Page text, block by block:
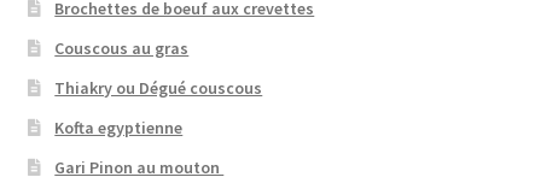
Brochettes de boeuf aux crevettes
Couscous au gras
Thiakry ou Dégué couscous
Kofta egyptienne
Gari Pinon au mouton